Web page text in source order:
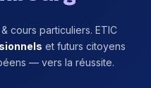
cours particuliers. ETIC
et futurs citoyens
— vers la réussite.